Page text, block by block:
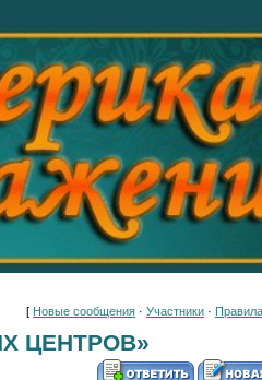
[ Новые сообщения · Участники ·
ЦЕНТРОВ»